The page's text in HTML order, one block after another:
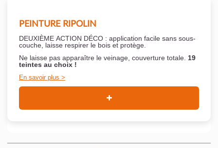
PEINTURE RIPOLIN
DEUXIÈME ACTION DÉCO : application facile sans sous-
couche, laisse respirer le bois et protège.
Ne laisse pas apparaître le veinage, couverture totale. 19
teintes au choix !
En savoir plus